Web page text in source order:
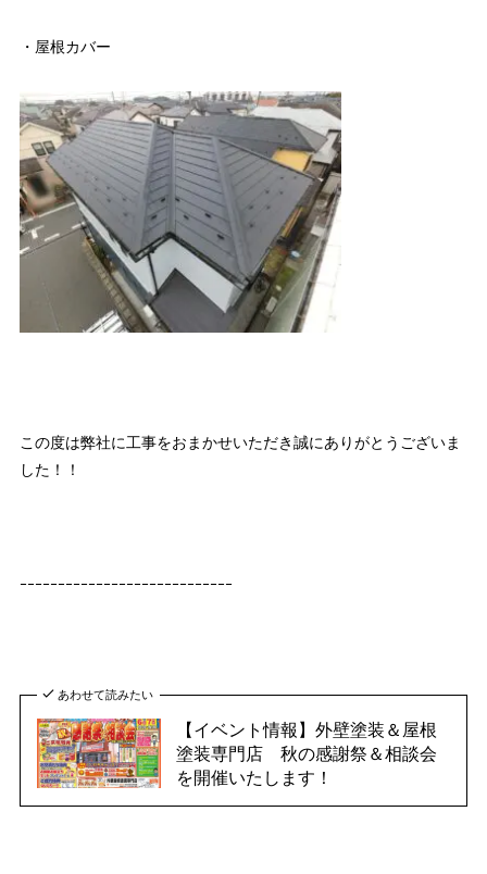
・屋根カバー
この度は弊社に工事をおまかせいただき誠にありがとうございま
した！！
ｰｰｰｰｰｰｰｰｰｰｰｰｰｰｰｰｰｰｰｰｰｰｰｰｰｰｰｰ
あわせて読みたい
【イベント情報】外壁塗装＆屋根
塗装専門店 秋の感謝祭＆相談会
を開催いたします！